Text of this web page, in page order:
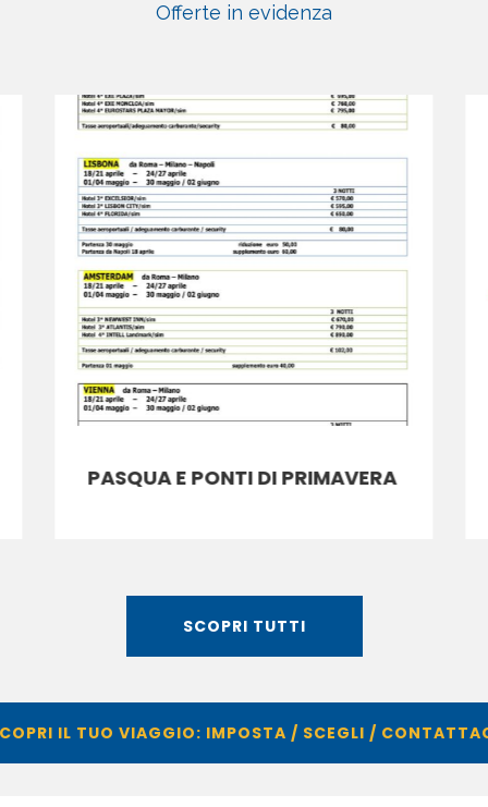
Offerte in evidenza
PASQUA E PONTI DI PRIMAVERA
SCOPRI TUTTI
IL TUO VIAGGIO: IMPOSTA / SCEGLI /